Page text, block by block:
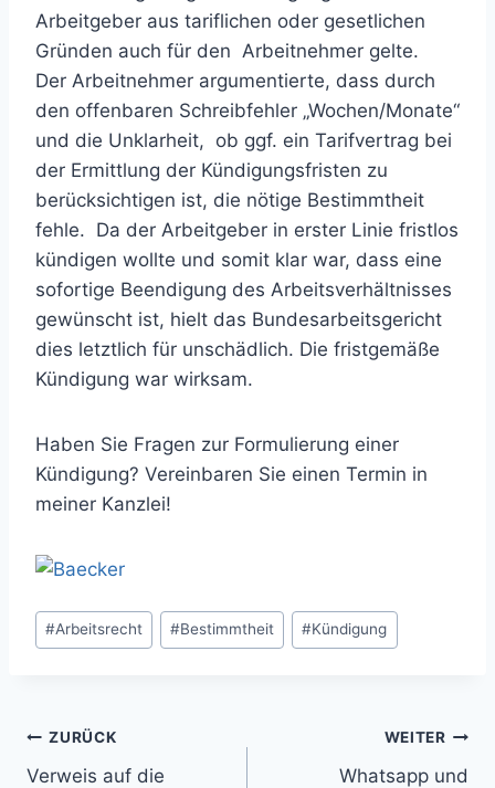
Arbeitgeber aus tariflichen oder gesetlichen
Gründen auch für den Arbeitnehmer gelte.
Der Arbeitnehmer argumentierte, dass durch
den offenbaren Schreibfehler „Wochen/Monate“
und die Unklarheit, ob ggf. ein Tarifvertrag bei
der Ermittlung der Kündigungsfristen zu
berücksichtigen ist, die nötige Bestimmtheit
fehle. Da der Arbeitgeber in erster Linie fristlos
kündigen wollte und somit klar war, dass eine
sofortige Beendigung des Arbeitsverhältnisses
gewünscht ist, hielt das Bundesarbeitsgericht
dies letztlich für unschädlich. Die fristgemäße
Kündigung war wirksam.
Haben Sie Fragen zur Formulierung einer
Kündigung? Vereinbaren Sie einen Termin in
meiner Kanzlei!
Schlagworte:
#Arbeitsrecht #Bestimmtheit #Kündigung
Beitragsnavigation
ZURÜCK
Verweis auf die
WEITER
Whatsapp und